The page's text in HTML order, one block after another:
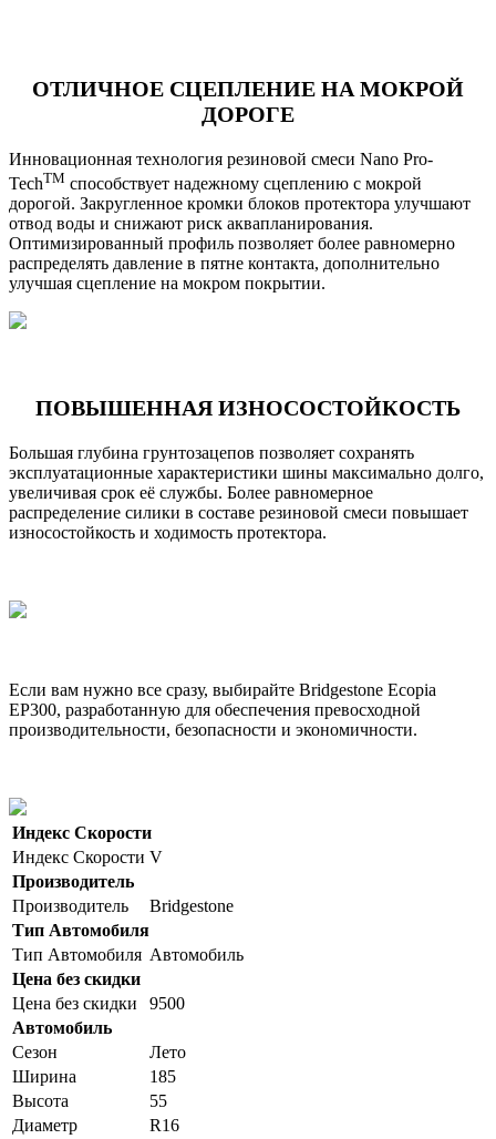
ОТЛИЧНОЕ СЦЕПЛЕНИЕ НА МОКРОЙ
ДОРОГЕ
Инновационная технология резиновой смеси Nano Pro-
TechTM способствует надежному сцеплению с мокрой
дорогой. Закругленное кромки блоков протектора улучшают
отвод воды и снижают риск аквапланирования.
Оптимизированный профиль позволяет более равномерно
распределять давление в пятне контакта, дополнительно
улучшая сцепление на мокром покрытии.
ПОВЫШЕННАЯ ИЗНОСОСТОЙКОСТЬ
Большая глубина грунтозацепов позволяет сохранять
эксплуатационные характеристики шины максимально долго,
увеличивая срок её службы. Более равномерное
распределение силики в составе резиновой смеси повышает
износостойкость и ходимость протектора.
Если вам нужно все сразу, выбирайте Bridgestone Ecopia
EP300, разработанную для обеспечения превосходной
производительности, безопасности и экономичности.
Индекс Скорости
Индекс Скорости V
Производитель
Производитель
Bridgestone
Тип Автомобиля
Тип Автомобиля Автомобиль
Цена без скидки
Цена без скидки
9500
Автомобиль
Сезон
Лето
Ширина
185
Высота
55
Диаметр
R16